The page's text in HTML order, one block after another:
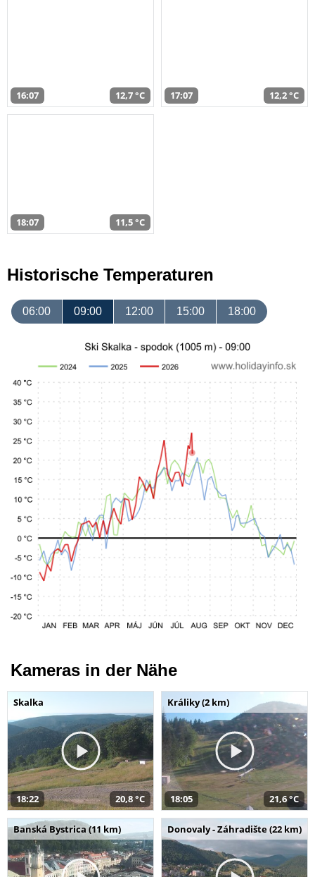
16:07 12,7 °C 17:07 12,2 °C
18:07 11,5 °C
Historische Temperaturen
06:00 09:00 12:00 15:00 18:00
Kameras in der Nähe
Skalka
18:22 20,8 °C
Králiky (2 km)
18:05 21,6 °C
Banská Bystrica (11 km) Donovaly - Záhradište (22 km)